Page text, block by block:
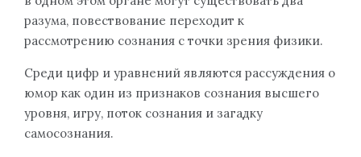
разума, повествование переходит к
рассмотрению сознания с точки зрения физики.
Среди цифр и уравнений являются рассуждения о
юмор как один из признаков сознания высшего
уровня, игру, поток сознания и загадку
самосознания.